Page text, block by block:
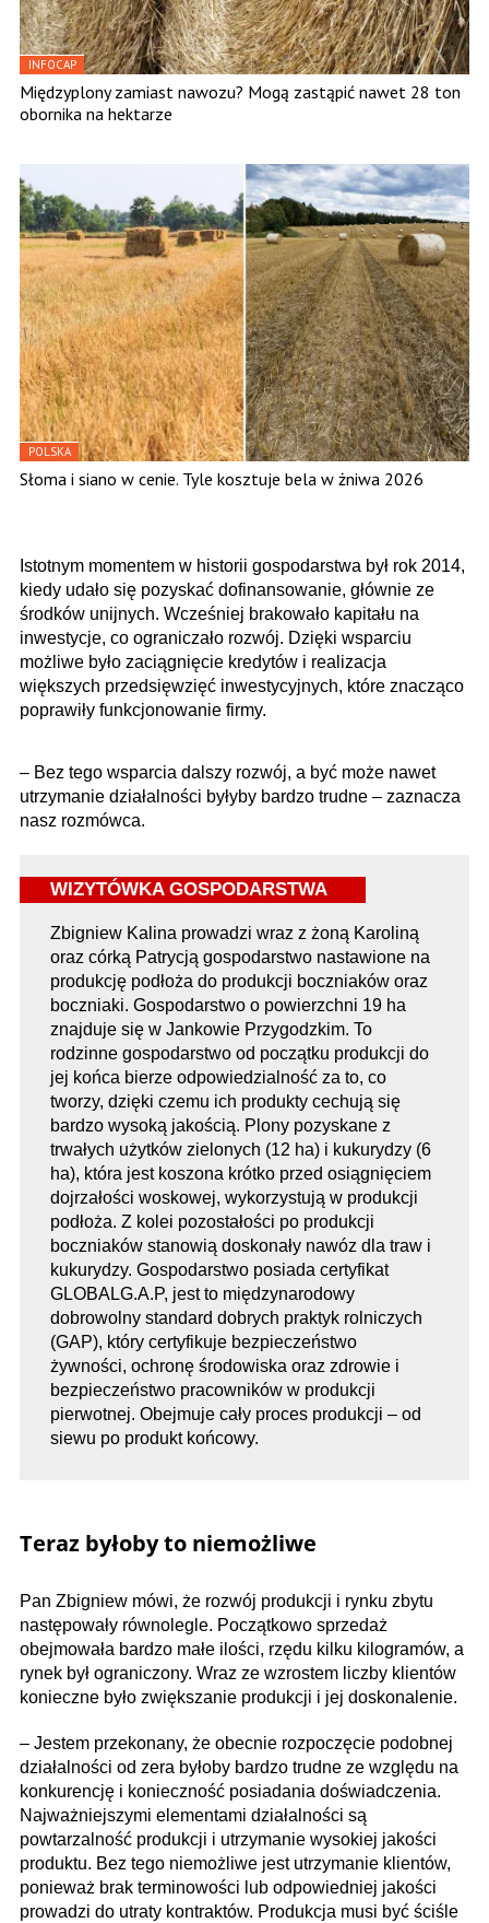
INFOCAP
Międzyplony zamiast nawozu? Mogą zastąpić nawet 28 ton
obornika na hektarze
POLSKA
Słoma i siano w cenie. Tyle kosztuje bela w żniwa 2026
Istotnym momentem w historii gospodarstwa był rok 2014,
kiedy udało się pozyskać dofinansowanie, głównie ze
środków unijnych. Wcześniej brakowało kapitału na
inwestycje, co ograniczało rozwój. Dzięki wsparciu
możliwe było zaciągnięcie kredytów i realizacja
większych przedsięwzięć inwestycyjnych, które znacząco
poprawiły funkcjonowanie firmy.
– Bez tego wsparcia dalszy rozwój, a być może nawet
utrzymanie działalności byłyby bardzo trudne – zaznacza
nasz rozmówca.
WIZYTÓWKA GOSPODARSTWA
Zbigniew Kalina prowadzi wraz z żoną Karoliną
oraz córką Patrycją gospodarstwo nastawione na
produkcję podłoża do produkcji boczniaków oraz
boczniaki. Gospodarstwo o powierzchni 19 ha
znajduje się w Jankowie Przygodzkim. To
rodzinne gospodarstwo od początku produkcji do
jej końca bierze odpowiedzialność za to, co
tworzy, dzięki czemu ich produkty cechują się
bardzo wysoką jakością. Plony pozyskane z
trwałych użytków zielonych (12 ha) i kukurydzy (6
ha), która jest koszona krótko przed osiągnięciem
dojrzałości woskowej, wykorzystują w produkcji
podłoża. Z kolei pozostałości po produkcji
boczniaków stanowią doskonały nawóz dla traw i
kukurydzy. Gospodarstwo posiada certyfikat
GLOBALG.A.P, jest to międzynarodowy
dobrowolny standard dobrych praktyk rolniczych
(GAP), który certyfikuje bezpieczeństwo
żywności, ochronę środowiska oraz zdrowie i
bezpieczeństwo pracowników w produkcji
pierwotnej. Obejmuje cały proces produkcji – od
siewu po produkt końcowy.
Teraz byłoby to niemożliwe
Pan Zbigniew mówi, że rozwój produkcji i rynku zbytu
następowały równolegle. Początkowo sprzedaż
obejmowała bardzo małe ilości, rzędu kilku kilogramów, a
rynek był ograniczony. Wraz ze wzrostem liczby klientów
konieczne było zwiększanie produkcji i jej doskonalenie.
– Jestem przekonany, że obecnie rozpoczęcie podobnej
działalności od zera byłoby bardzo trudne ze względu na
konkurencję i konieczność posiadania doświadczenia.
Najważniejszymi elementami działalności są
powtarzalność produkcji i utrzymanie wysokiej jakości
produktu. Bez tego niemożliwe jest utrzymanie klientów,
ponieważ brak terminowości lub odpowiedniej jakości
prowadzi do utraty kontraktów. Produkcja musi być ściśle